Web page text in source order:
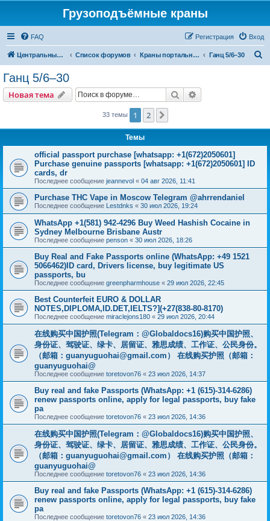
Грузоподъёмные краны
FAQ Вход
Регистрация
Центральный сайт Список форумов Краны портальные Ганц 5/6–30
Ганц 5/6–30
Новая тема Поиск
33 темы 1 2
Темы
official passport purchase [whatsapp: +1(672)2050601]
Purchase genuine passports [whatsapp: +1(672)2050601] ID
cards, dr
Последнее сообщение jeannevol « 04 авг 2026, 11:41
Purchase THC Vape in Moscow Telegram @ahrrendaniel
Последнее сообщение Lestdnks « 30 июл 2026, 19:24
WhatsApp +1(581) 942-4296 Buy Weed Hashish Cocaine in
Sydney Melbourne Brisbane Austr
Последнее сообщение penson « 30 июл 2026, 18:26
Buy Real and Fake Passports online (WhatsApp: +49 1521
5066462)ID card, Drivers license, buy legitimate US
passports, bu
Последнее сообщение greenpharmhouse « 29 июл 2026, 22:45
Best Counterfeit EURO & DOLLAR
NOTES,DIPLOMA,ID.DET,IELTS?](+27(838-80-8170)
Последнее сообщение miraclejons180 « 29 июл 2026, 20:44
在线购买中国护照(Telegram：@Globaldocs16)购买中国护照、
身份证、驾驶证、绿卡、居留证、雅思成绩、工作证、公民身份。
（邮箱： guanyuguohai@gmail.com ） 在线购买护照（邮箱：
guanyuguohai@
Последнее сообщение toretovon76 « 23 июл 2026, 14:37
Buy real and fake Passports (WhatsApp: +1 (615)-314-6286)
renew passports online, apply for legal passports, buy fake
pa
Последнее сообщение toretovon76 « 23 июл 2026, 14:36
在线购买中国护照(Telegram：@Globaldocs16)购买中国护照、
身份证、驾驶证、绿卡、居留证、雅思成绩、工作证、公民身份。
（邮箱： guanyuguohai@gmail.com ） 在线购买护照（邮箱：
guanyuguohai@
Последнее сообщение toretovon76 « 23 июл 2026, 14:36
Buy real and fake Passports (WhatsApp: +1 (615)-314-6286)
renew passports online, apply for legal passports, buy fake
pa
Последнее сообщение toretovon76 « 23 июл 2026, 14:36